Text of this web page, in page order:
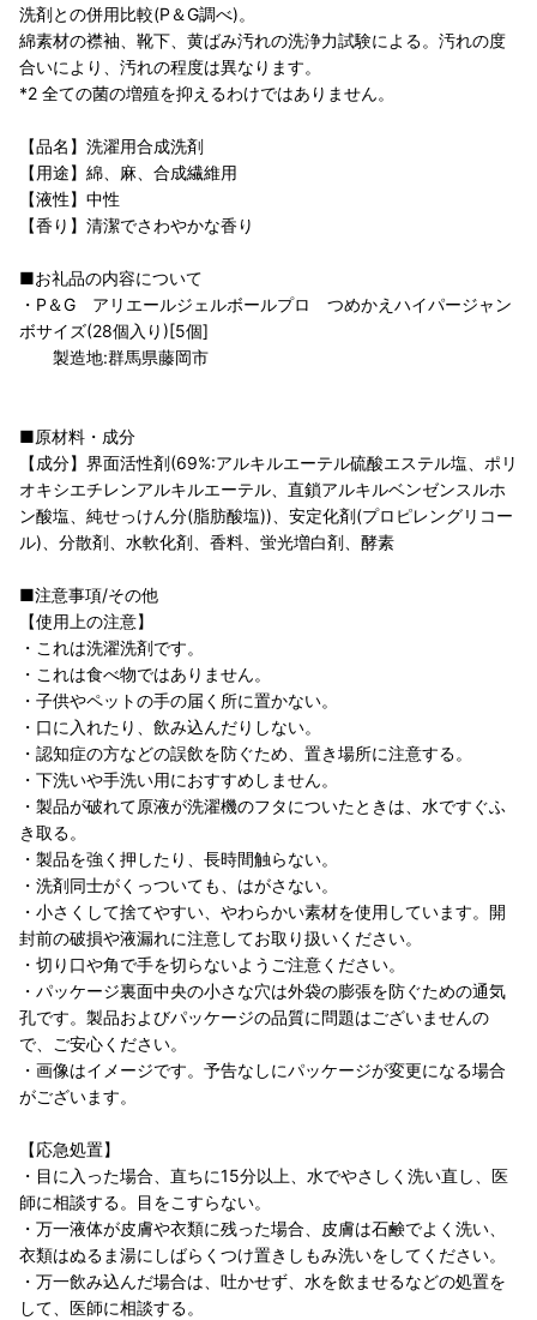
洗剤との併用比較(P＆G調べ)。
綿素材の襟袖、靴下、黄ばみ汚れの洗浄力試験による。汚れの度
合いにより、汚れの程度は異なります。
*2 全ての菌の増殖を抑えるわけではありません。
【品名】洗濯用合成洗剤
【用途】綿、麻、合成繊維用
【液性】中性
【香り】清潔でさわやかな香り
■お礼品の内容について
・P＆G アリエールジェルボールプロ つめかえハイパージャン
ボサイズ(28個入り)[5個]
製造地:群馬県藤岡市
■原材料・成分
【成分】界面活性剤(69%:アルキルエーテル硫酸エステル塩、ポリ
オキシエチレンアルキルエーテル、直鎖アルキルベンゼンスルホ
ン酸塩、純せっけん分(脂肪酸塩))、安定化剤(プロピレングリコー
ル)、分散剤、水軟化剤、香料、蛍光増白剤、酵素
■注意事項/その他
【使用上の注意】
・これは洗濯洗剤です。
・これは食べ物ではありません。
・子供やペットの手の届く所に置かない。
・口に入れたり、飲み込んだりしない。
・認知症の方などの誤飲を防ぐため、置き場所に注意する。
・下洗いや手洗い用におすすめしません。
・製品が破れて原液が洗濯機のフタについたときは、水ですぐふ
き取る。
・製品を強く押したり、長時間触らない。
・洗剤同士がくっついても、はがさない。
・小さくして捨てやすい、やわらかい素材を使用しています。開
封前の破損や液漏れに注意してお取り扱いください。
・切り口や角で手を切らないようご注意ください。
・パッケージ裏面中央の小さな穴は外袋の膨張を防ぐための通気
孔です。製品およびパッケージの品質に問題はございませんの
で、ご安心ください。
・画像はイメージです。予告なしにパッケージが変更になる場合
がございます。
【応急処置】
・目に入った場合、直ちに15分以上、水でやさしく洗い直し、医
師に相談する。目をこすらない。
・万一液体が皮膚や衣類に残った場合、皮膚は石鹸でよく洗い、
衣類はぬるま湯にしばらくつけ置きしもみ洗いをしてください。
・万一飲み込んだ場合は、吐かせず、水を飲ませるなどの処置を
して、医師に相談する。